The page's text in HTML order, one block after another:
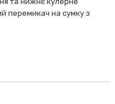
перемикач на сумку з